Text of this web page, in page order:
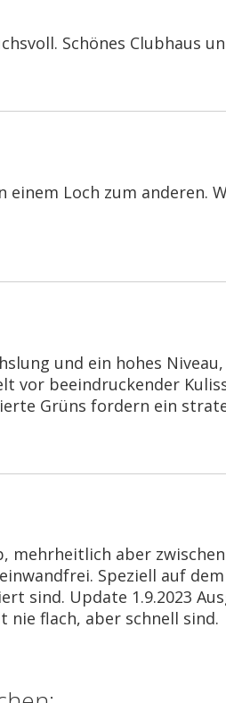
Schönes Clubhaus
einem Loch zum anderen.
und ein hohes
vor beeindruckender
Grüns fordern ein
aber
Speziell auf
sind. Update 1.9.2023
nie flach, aber schnell sind.